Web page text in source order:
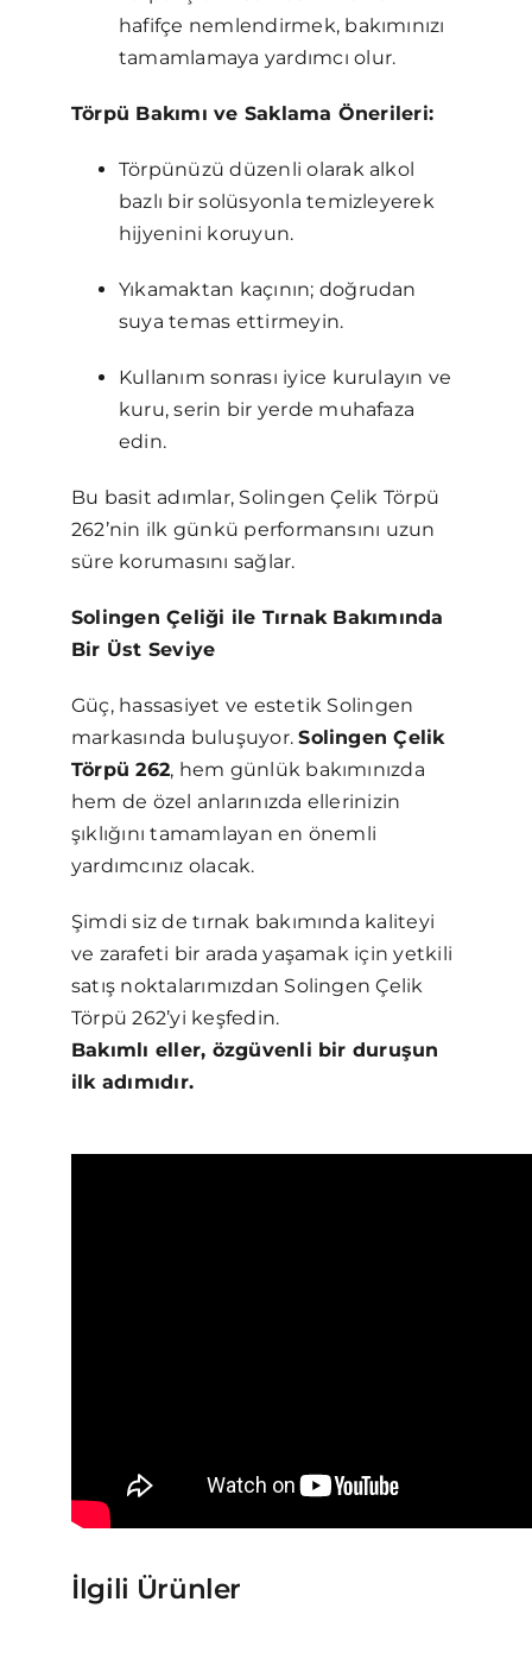
hafifçe nemlendirmek, bakımınızı
tamamlamaya yardımcı olur.
Törpü Bakımı ve Saklama Önerileri:
Törpünüzü düzenli olarak alkol
bazlı bir solüsyonla temizleyerek
hijyenini koruyun.
Yıkamaktan kaçının; doğrudan
suya temas ettirmeyin.
Kullanım sonrası iyice kurulayın ve
kuru, serin bir yerde muhafaza
edin.
Bu basit adımlar, Solingen Çelik Törpü
262’nin ilk günkü performansını uzun
süre korumasını sağlar.
Solingen Çeliği ile Tırnak Bakımında
Bir Üst Seviye
Güç, hassasiyet ve estetik Solingen
markasında buluşuyor.Solingen Çelik
Törpü 262, hem günlük bakımınızda
hem de özel anlarınızda ellerinizin
şıklığını tamamlayan en önemli
yardımcınız olacak.
Şimdi siz de tırnak bakımında kaliteyi
ve zarafeti bir arada yaşamak için yetkili
satış noktalarımızdan Solingen Çelik
Törpü 262’yi keşfedin.
Bakımlı eller, özgüvenli bir duruşun
ilk adımıdır.
İlgili Ürünler